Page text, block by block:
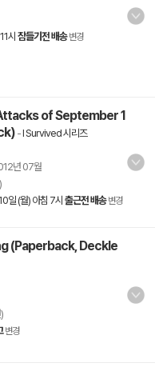
시 잠들기전 배송 변경
of September 1
-I Survived 시리즈
년 07월
일 (월) 아침 7시 출근전 배송 변경
(Paperback, Deckle
변경